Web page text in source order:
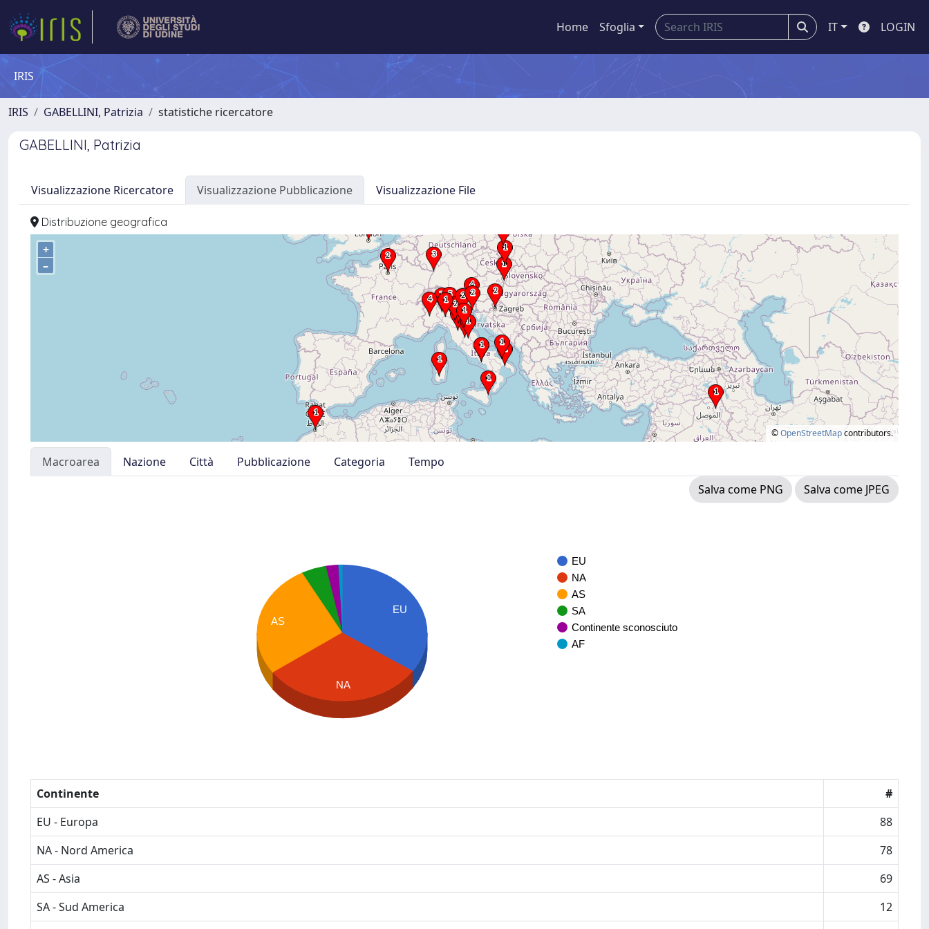
Home Sfoglia IT LOGIN
IRIS
IRIS GABELLINI, Patrizia statistiche ricercatore
GABELLINI, Patrizia
Visualizzazione Ricercatore Visualizzazione Pubblicazione Visualizzazione File
Distribuzione geografica
+
–
©OpenStreetMapcontributors.
Macroarea Nazione Città Pubblicazione Categoria
Tempo
Salva come PNG
Salva come JPEG
EU
NA
AS
SA
Continente sconosciuto
AF
EU
AS
NA
Continente
#
EU - Europa
88
NA - Nord America
78
AS - Asia
69
SA - Sud America
12